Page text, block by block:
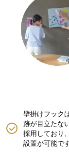
壁掛けフック
跡が目立たな
採用しており
設置が可能です